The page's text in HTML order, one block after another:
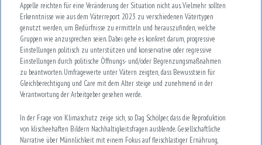
Appelle reichten für eine Veränderung der Situation nicht aus. Vielmehr sollten
Erkenntnisse wie aus dem Väterreport 2023 zu verschiedenen Vätertypen
genutzt werden, um Bedürfnisse zu ermitteln und herauszufinden, welche
Gruppen wie anzusprechen seien. Dabei gehe es konkret darum, progressive
Einstellungen politisch zu unterstützen und konservative oder regressive
Einstellungen durch politische Öffnungs- und/oder Begrenzungsmaßnahmen
zu beantworten. Umfragewerte unter Vätern zeigten, dass Bewusstsein für
Gleichberechtigung und Care mit dem Alter steige und zunehmend in der
Verantwortung der Arbeitgeber gesehen werde.
In der Frage von Klimaschutz zeige sich, so Dag Schölper, dass die Reproduktion
von klischeehaften Bildern Nachhaltigkeitsfragen ausblende. Gesellschaftliche
Narrative über Männlichkeit mit einem Fokus auf fleischlastiger Ernährung,